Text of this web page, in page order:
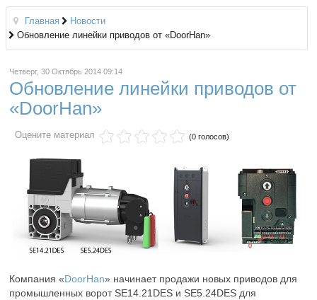
Главная
Новости
Обновление линейки приводов от «DoorHan»
Четверг, 30 Октябрь 2014 09:14
Обновление линейки приводов от
«DoorHan»
Оцените материал (0 голосов)
Компания «DoorHan» начинает продажи новых приводов для
промышленных ворот SE14.21DES и SE5.24DES для